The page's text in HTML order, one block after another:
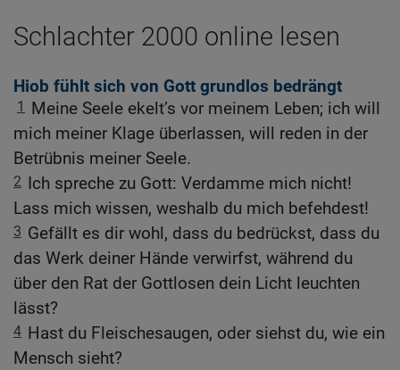
Schlachter 2000 online lesen
Hiob fühlt sich von Gott grundlos bedrängt
1
Meine Seele ekelt’s vor meinem Leben; ich will
mich meiner Klage überlassen, will reden in der
Betrübnis meiner Seele.
2 Ich spreche zu Gott: Verdamme mich nicht!
Lass mich wissen, weshalb du mich befehdest!
3 Gefällt es dir wohl, dass du bedrückst, dass du
das Werk deiner Hände verwirfst, während du
über den Rat der Gottlosen dein Licht leuchten
lässt?
4 Hast du Fleischesaugen, oder siehst du, wie ein
Mensch sieht?